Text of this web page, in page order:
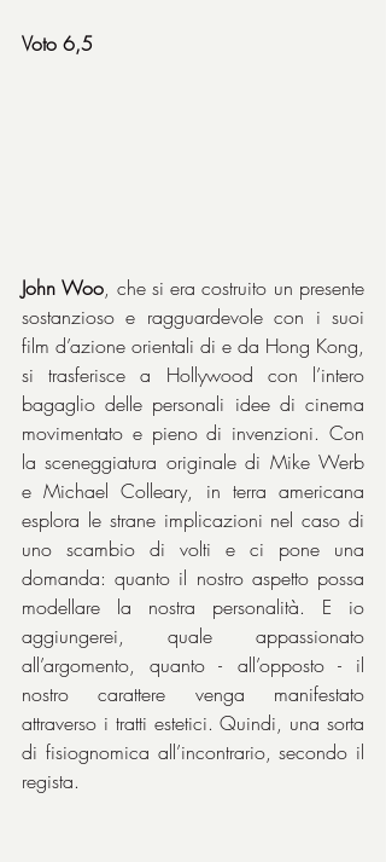
Voto 6,5
John Woo, che si era costruito un presente
sostanzioso e ragguardevole con i suoi
film d’azione orientali di e da Hong Kong,
si trasferisce a Hollywood con l’intero
bagaglio delle personali idee di cinema
movimentato e pieno di invenzioni. Con
la sceneggiatura originale di Mike Werb
e Michael Colleary, in terra americana
esplora le strane implicazioni nel caso di
uno scambio di volti e ci pone una
domanda: quanto il nostro aspetto possa
modellare la nostra personalità. E io
aggiungerei, quale appassionato
all’argomento, quanto - all’opposto - il
nostro carattere venga manifestato
attraverso i tratti estetici. Quindi, una sorta
di fisiognomica all’incontrario, secondo il
regista.